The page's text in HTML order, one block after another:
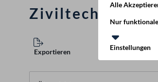
Alle
Nur
Einstellungen
Exportieren